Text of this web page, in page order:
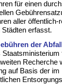
für einen
aller
erfasst.
der
Recherche
auf Basis der